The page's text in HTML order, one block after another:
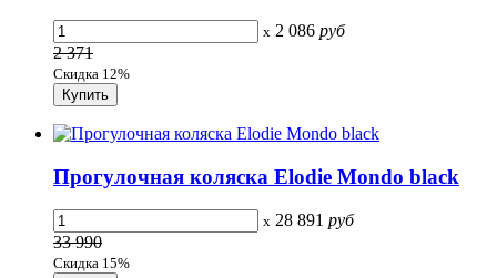
x 2 086 руб
2 371
Скидка 12%
Прогулочная коляска Elodie Mondo black
x 28 891 руб
33 990
Скидка 15%